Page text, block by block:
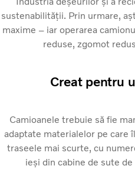
sustenabilității. Prin urmare,
maxime – iar operarea
reduse, zgomot
Creat pentru
Camioanele trebuie să fie
adaptate materialelor pe care
traseele mai scurte, cu
ieși din cabine de sute